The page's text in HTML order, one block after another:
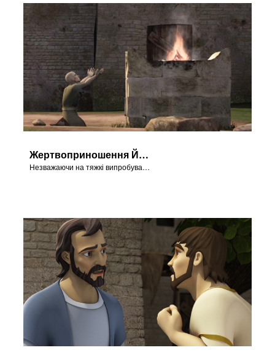
Жертвоприношення Йова
Незважаючи на тяжкі випробування, Йов продовжує поклонятися й служити Богові.